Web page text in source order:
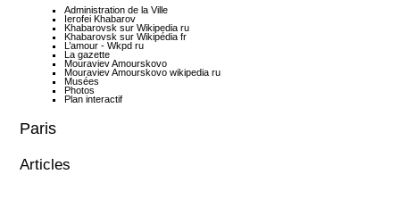
Administration de la Ville
Ierofei Khabarov
Khabarovsk sur Wikipedia ru
Khabarovsk sur Wikipédia fr
L’amour - Wkpd ru
La gazette
Mouraviev Amourskovo
Mouraviev Amourskovo wikipedia ru
Musées
Photos
Plan interactif
Paris
Articles